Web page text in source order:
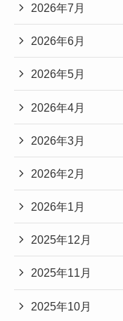
2026年7月
2026年6月
2026年5月
2026年4月
2026年3月
2026年2月
2026年1月
2025年12月
2025年11月
2025年10月